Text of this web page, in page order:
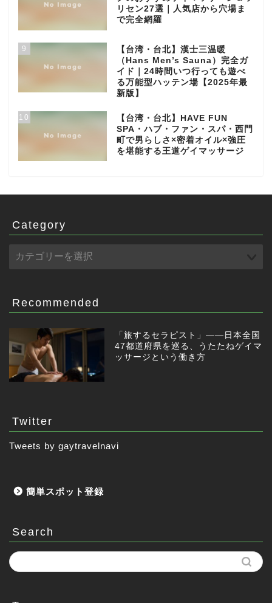
リセン27選｜人気店から穴場ま
で完全網羅
9
【台湾・台北】漢士三温暖
（Hans Men’s Sauna）完全ガ
イド｜24時間いつ行っても遊べ
る万能型ハッテン場【2025年最
新版】
10
【台湾・台北】HAVE FUN
SPA・ハブ・ファン・スパ・西門
町で男らしさ×密着オイル×強圧
を堪能する王道ゲイマッサージ
Category
Recommended
「旅するセラピスト」——日本全国
47都道府県を巡る、うたたねゲイマ
ッサージという働き方
Twitter
Tweets by gaytravelnavi
簡単スポット登録
Search